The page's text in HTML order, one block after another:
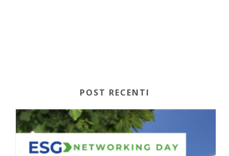
POST RECENTI